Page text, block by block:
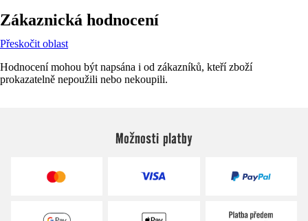
Zákaznická hodnocení
Přeskočit oblast
Hodnocení mohou být napsána i od zákazníků, kteří zboží
prokazatelně nepoužili nebo nekoupili.
Možnosti platby